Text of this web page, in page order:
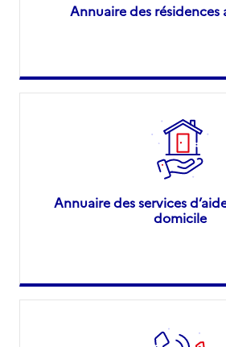
Annuaire des
Annuaire des services
domicile